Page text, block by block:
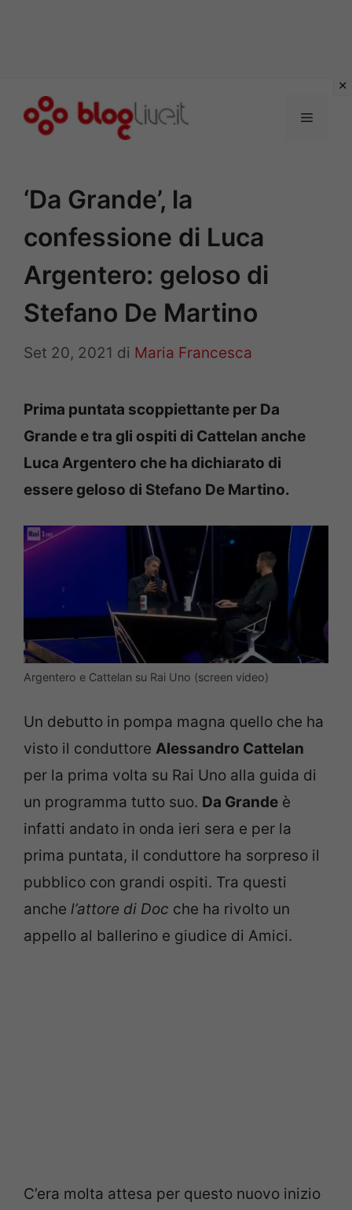
Menu
‘Da Grande’, la
confessione di Luca
Argentero: geloso di
Stefano De Martino
Set 20, 2021 di Maria Francesca
Prima puntata scoppiettante per Da
Grande e tra gli ospiti di Cattelan anche
Luca Argentero che ha dichiarato di
essere geloso di Stefano De Martino.
Argentero e Cattelan su Rai Uno (screen video)
Un debutto in pompa magna quello che ha
visto il conduttore Alessandro Cattelan
per la prima volta su Rai Uno alla guida di
un programma tutto suo. Da Grande è
infatti andato in onda ieri sera e per la
prima puntata, il conduttore ha sorpreso il
pubblico con grandi ospiti. Tra questi
anche l’attore di Doc che ha rivolto un
appello al ballerino e giudice di Amici.
C’era molta attesa per questo nuovo inizio